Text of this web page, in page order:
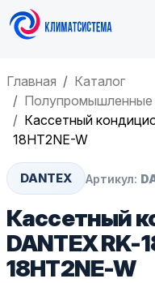
Главная
Каталог
Полупромышленные
Кассетный
18HT2NE-W
DANTEX Артикул:
Кассетный
DANTEX RK-
18HT2NE-W